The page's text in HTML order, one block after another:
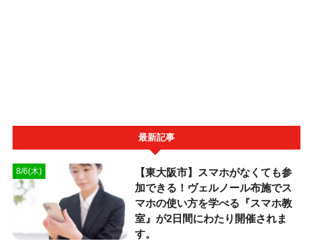
最新記事
8/6(木)
【東大阪市】スマホがなくても参
加できる！ヴェルノール布施でス
マホの使い方を学べる『スマホ教
室』が2日間にわたり開催されま
す。